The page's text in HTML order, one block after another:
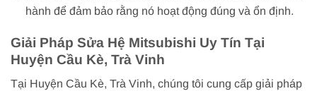
hành để đảm bảo rằng nó hoạt động đúng và ổn định.
Giải Pháp Sửa Hệ Mitsubishi Uy Tín Tại
Huyện Cầu Kè, Trà Vinh
Tại Huyện Cầu Kè, Trà Vinh, chúng tôi cung cấp giải pháp